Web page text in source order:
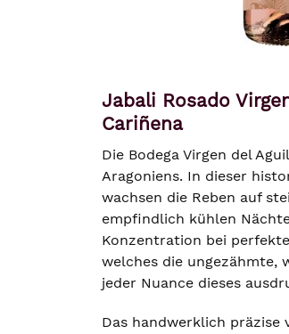
Jabali Rosado
Cariñena
Die Bodega Virgen del
Aragoniens. In dieser
wachsen die Reben auf
empfindlich kühlen
Konzentration bei
welches die ungezähmte,
jeder Nuance dieses
Das handwerklich präzise